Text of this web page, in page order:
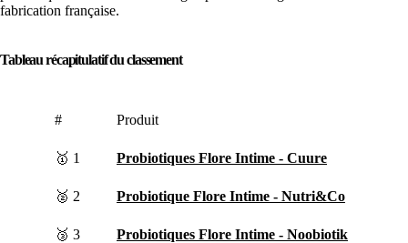
fabrication française.
Tableau récapitulatif du classement
# Produit
🥇 1 Probiotiques Flore Intime - Cuure
🥈 2 Probiotique Flore Intime - Nutri&Co
🥉 3 Probiotiques Flore Intime - Noobiotik